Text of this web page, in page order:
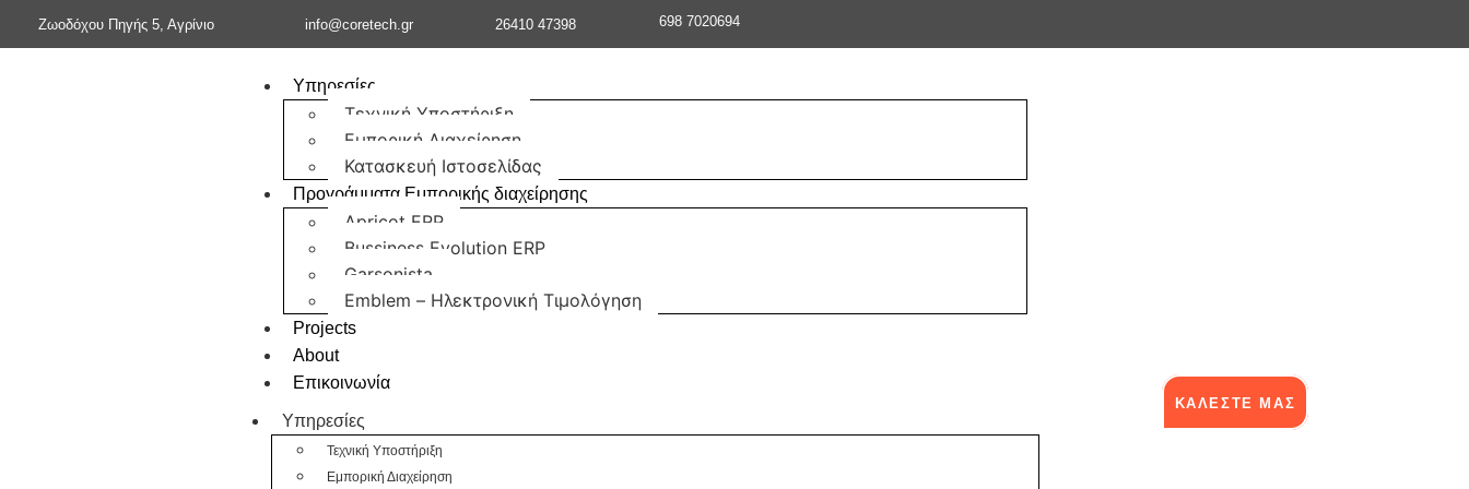
Ζωοδόχου Πηγής 5, Αγρίνιο info@coretech.gr 26410 47398 698 7020694
Υπηρεσίες
Τεχνική Υποστήριξη
Εμπορική Διαχείρηση
Κατασκευή Ιστοσελίδας
Προγράμματα Εμπορικής διαχείρησης
Apricot ERP
Bussiness Evolution ERP
Garsonista
Emblem – Ηλεκτρονική Τιμολόγηση
Projects
About
Eπικοινωνία
Υπηρεσίες
Τεχνική Υποστήριξη
Εμπορική Διαχείρηση
ΚΑΛΕΣΤΕ ΜΑΣ